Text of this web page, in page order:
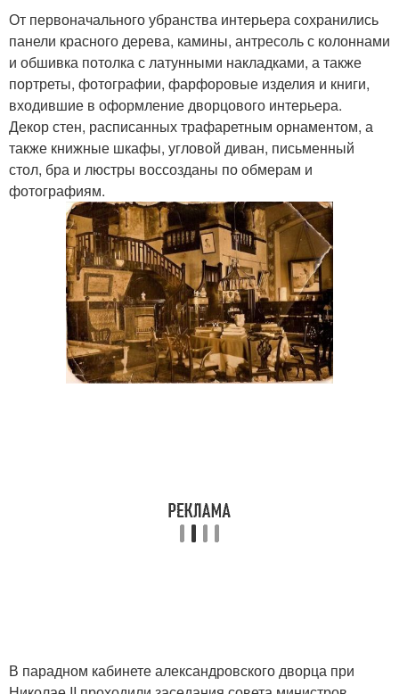
От первоначального убранства интерьера сохранились
панели красного дерева, камины, антресоль с колоннами
и обшивка потолка с латунными накладками, а также
портреты, фотографии, фарфоровые изделия и книги,
входившие в оформление дворцового интерьера.
Декор стен, расписанных трафаретным орнаментом, а
также книжные шкафы, угловой диван, письменный
стол, бра и люстры воссозданы по обмерам и
фотографиям.
В парадном кабинете александровского дворца при